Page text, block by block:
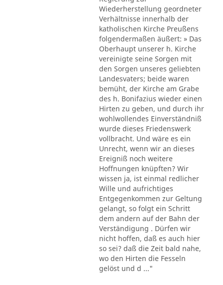
Wiederherstellung geordneter
Verhältnisse innerhalb der
katholischen Kirche Preußens
folgendermaßen äußert: » Das
Oberhaupt unserer h. Kirche
vereinigte seine Sorgen mit
den Sorgen unseres geliebten
Landesvaters; beide waren
bemüht, der Kirche am Grabe
des h. Bonifazius wieder einen
Hirten zu geben, und durch ihr
wohlwollendes Einverständniß
wurde dieses Friedenswerk
vollbracht. Und wäre es ein
Unrecht, wenn wir an dieses
Ereigniß noch weitere
Hoffnungen knüpften? Wir
wissen ja, ist einmal redlicher
Wille und aufrichtiges
Entgegenkommen zur Geltung
gelangt, so folgt ein Schritt
dem andern auf der Bahn der
Verständigung . Dürfen wir
nicht hoffen, daß es auch hier
so sei? daß die Zeit bald nahe,
wo den Hirten die Fesseln
gelöst und d ..."